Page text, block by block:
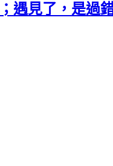
；遇見了，是